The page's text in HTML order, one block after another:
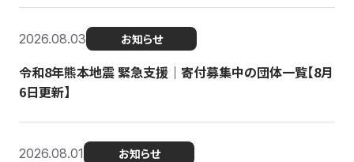
2026.08.03 お知らせ
令和8年熊本地震 緊急支援｜寄付募集中の団体一覧【8月
6日更新】
2026.08.01 お知らせ